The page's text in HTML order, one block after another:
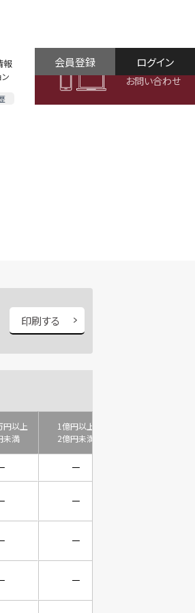
報
お問い合わせ
ログイン
会員登録
印刷する
円以上
未満
1億円以上
2億円未満
－
－
－
－